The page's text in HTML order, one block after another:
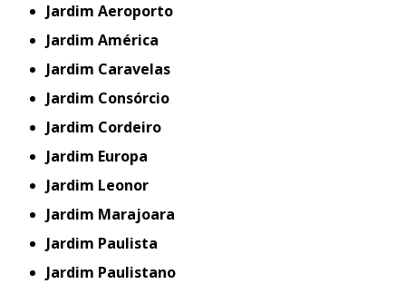
Jardim Aeroporto
Jardim América
Jardim Caravelas
Jardim Consórcio
Jardim Cordeiro
Jardim Europa
Jardim Leonor
Jardim Marajoara
Jardim Paulista
Jardim Paulistano